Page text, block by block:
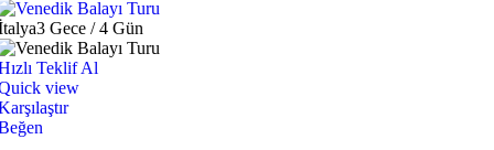
3 Gece / 4 Gün
Teklif Al
view